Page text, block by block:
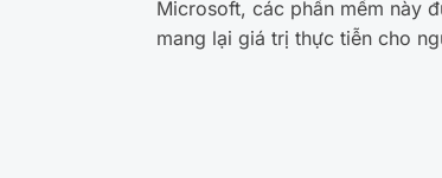
Microsoft, các phần mềm này
mang lại giá trị thực tiễn cho